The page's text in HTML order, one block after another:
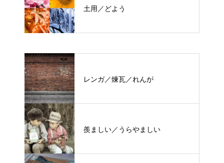
土用／どよう
レンガ／煉瓦／れんが
羨ましい／うらやましい